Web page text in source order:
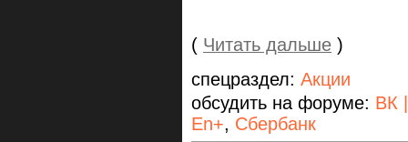
( Читать дальше )
спецраздел: Акции
обсудить на форуме: ВК
En+, Сбербанк